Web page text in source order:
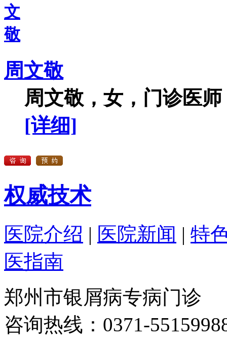
周文敬
周文敬，女，门诊医
[详细]
权威技术
医院介绍 | 医院新闻 | 特
医指南
郑州市银屑病专病门诊
咨询热线：0371-